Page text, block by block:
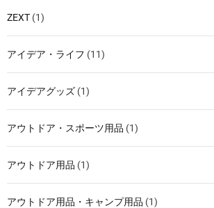
ZEXT (1)
アイデア・ライフ (11)
アイデアグッズ (1)
アウトドア・スポーツ用品 (1)
アウトドア用品 (1)
アウトドア用品・キャンプ用品 (1)